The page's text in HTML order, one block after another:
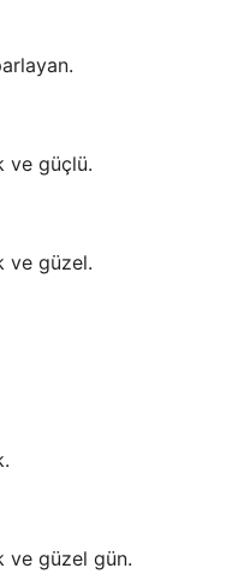
ve güçlü.
ve güzel.
ve güzel gün.